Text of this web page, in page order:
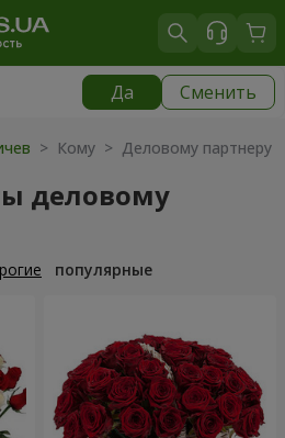
Да Сменить
> Кому > Деловому партнеру
деловому
популярные